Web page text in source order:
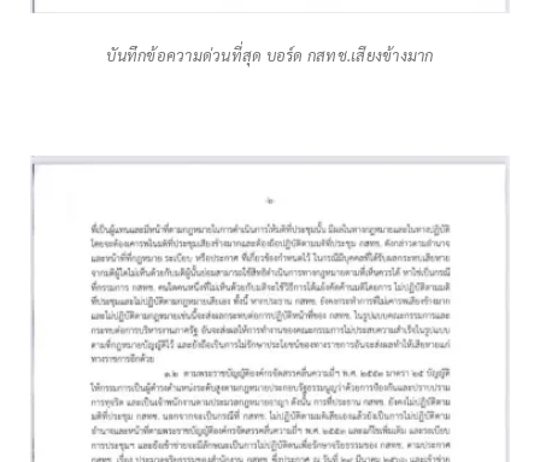
บันทึกข้อความด่วนที่สุด บอร์ด กสทช.เสียงข้างมาก